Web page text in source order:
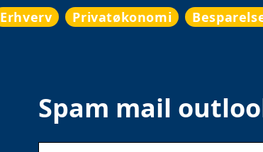
Erhverv Privatøkonomi
Spam mail